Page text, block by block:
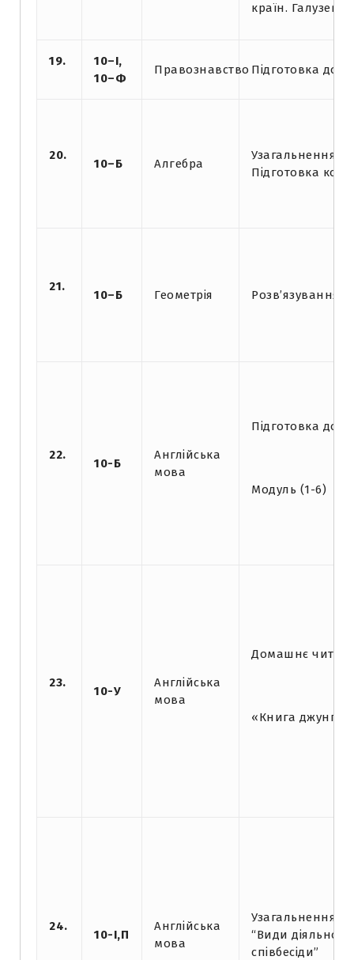
країн. Галузева
19.
10–І,
10–Ф
Правознавство Підготовка до
20.
10–Б Алгебра
Узагальнення і
Підготовка
21.
10–Б Геометрія Розв’язування
22.
10-Б
Англійська
мова
Підготовка до
Модуль (1-6)
23.
10-У
Англійська
мова
Домашнє
«Книга
24.
10-І,П
Англійська
мова
Узагальнення і
“Види
співбесіди”